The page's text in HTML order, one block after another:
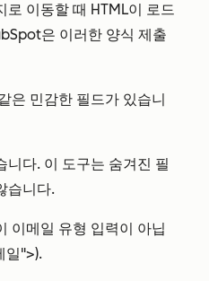
로 이동할 때 HTML이 로드
은 이러한 양식 제출
은 민감한 필드가 있습니
니다. 이 도구는 숨겨진 필
습니다.
이메일 유형 입력이 아닙
일">).